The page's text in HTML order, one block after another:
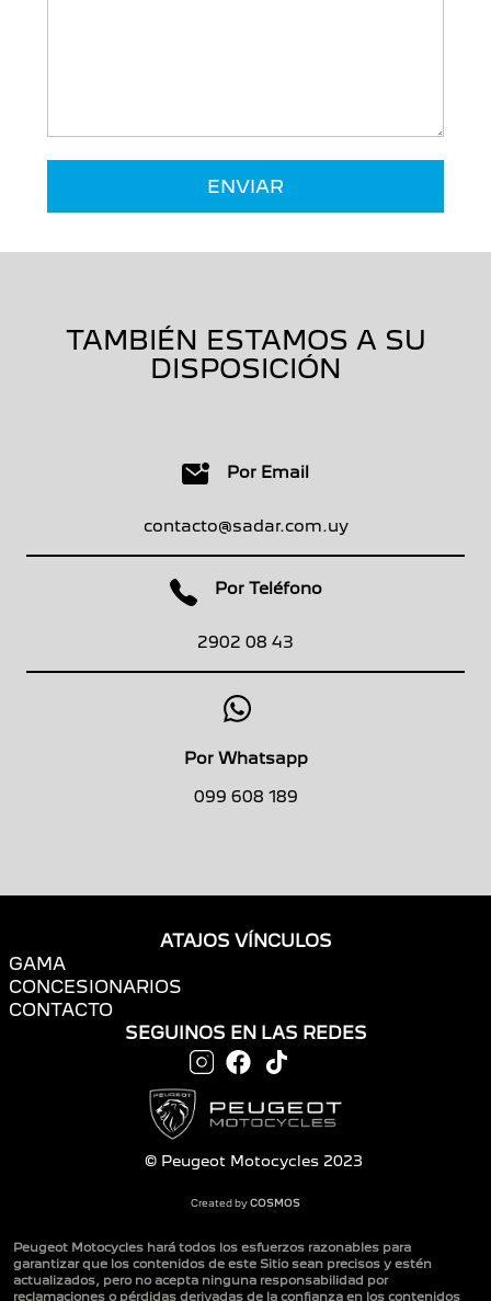
TAMBIÉN ESTAMOS A SU
DISPOSICIÓN
Por Email
contacto@sadar.com.uy
Por Teléfono
2902 08 43
Por Whatsapp
099 608 189
ATAJOS VÍNCULOS
GAMA
CONCESIONARIOS
CONTACTO
SEGUINOS EN LAS REDES
© Peugeot Motocycles 2023
Created byCOSMOS
Peugeot Motocycles hará todos los esfuerzos razonables para
garantizar que los contenidos de este Sitio sean precisos y estén
actualizados, pero no acepta ninguna responsabilidad por
reclamaciones o pérdidas derivadas de la confianza en los contenidos